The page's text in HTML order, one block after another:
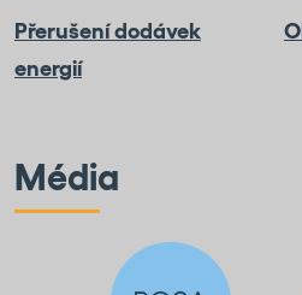
Přerušení dodávek
energií
Média